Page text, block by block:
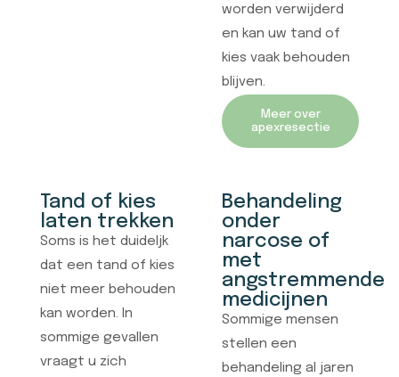
worden verwijderd
en kan uw tand of
kies vaak behouden
blijven.
Meer over
apexresectie
Tand of kies
laten trekken
Soms is het duideljk
dat een tand of kies
niet meer behouden
kan worden. In
sommige gevallen
vraagt u zich
Behandeling
onder
narcose of
met
angstremmende
medicijnen
Sommige mensen
stellen een
behandeling al jaren